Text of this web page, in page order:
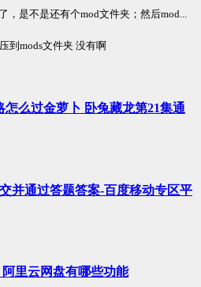
，是不是还有个mod文件夹；然后mod...
到mods文件夹 没有啊
怎么过金萝卜 卧兔藏龙第21集通
并通过答题答案-百度移动专区平
里云网盘有哪些功能